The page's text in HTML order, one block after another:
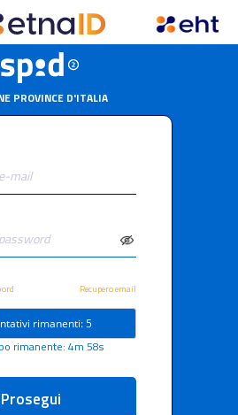
PROVINCE D'ITALIA
Recupero email
rimanenti: 5
rimanente: 4m 58s
Prosegui